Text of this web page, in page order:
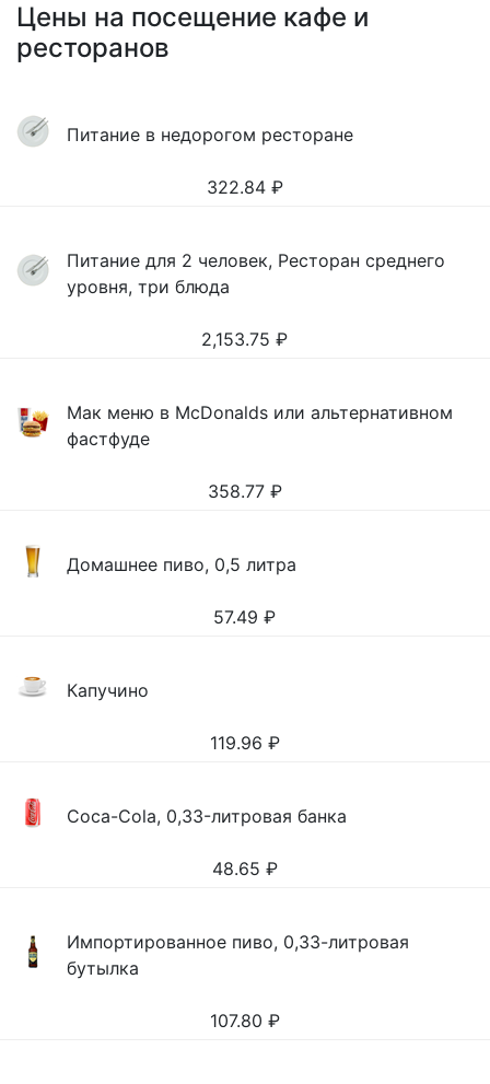
Цены на посещение кафе и
ресторанов
Питание в недорогом ресторане
322.84 ₽
Питание для 2 человек, Ресторан среднего
уровня, три блюда
2,153.75 ₽
Мак меню в McDonalds или альтернативном
фастфуде
358.77 ₽
Домашнее пиво, 0,5 литра
57.49 ₽
Капучино
119.96 ₽
Coca-Cola, 0,33-литровая банка
48.65 ₽
Импортированное пиво, 0,33-литровая
бутылка
107.80 ₽